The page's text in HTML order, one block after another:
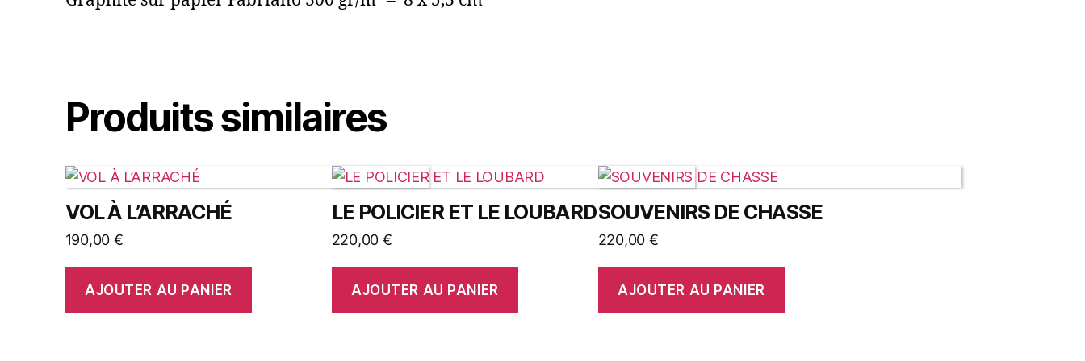
Produits similaires
VOL À L’ARRACHÉ
190,00 €
AJOUTER AU PANIER
LE POLICIER ET LE LOUBARD
220,00 €
AJOUTER AU PANIER
SOUVENIRS DE CHASSE
220,00 €
AJOUTER AU PANIER